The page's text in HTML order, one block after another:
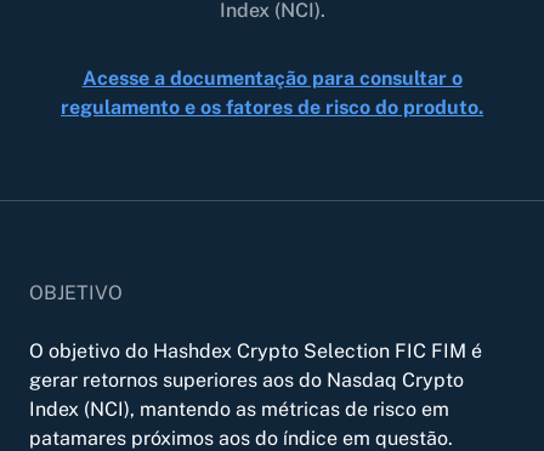
Hashdex DeFi FIM
Hashdex Bitcoin FIM
center
Acesse todos os documentos relevantes
relacionados às nossas ofertas de produtos.
Index (NCI).
Acesse a documentação para consultar o
regulamento e os fatores de risco do produto.
OBJETIVO
O objetivo do Hashdex Crypto Selection FIC FIM é
gerar retornos superiores aos do Nasdaq Crypto
Index (NCI), mantendo as métricas de risco em
patamares próximos aos do índice em questão.